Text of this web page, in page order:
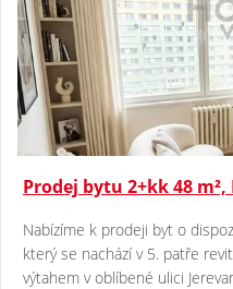
Prodej bytu 2+kk 48
Nabízíme k prodeji byt o
který se nachází v 5. patře
výtahem v oblíbené ulici